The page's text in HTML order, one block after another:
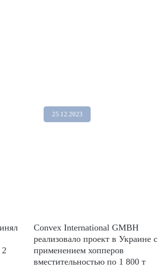
25.12.2023
Convex International GMBH
реализовало проект в Украине с
применением хопперов
вместительностью по 1 800 т